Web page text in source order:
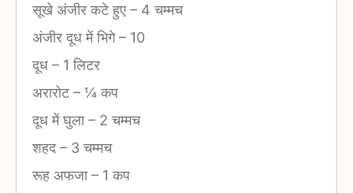
सूखे अंजीर कटे हुए – 4 चम्मच
अंजीर दूध में भिगे– 10
दूध – 1 लिटर
अरारोट– ¼ कप
दूध में घुला– 2 चम्मच
शहद– 3 चम्मच
रूह अफजा– 1 कप